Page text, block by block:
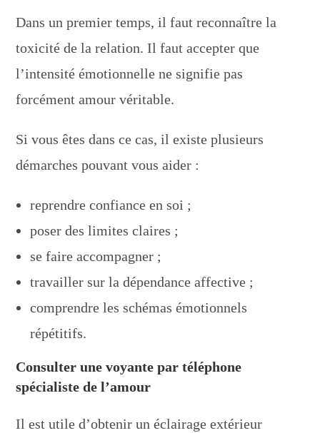
Dans un premier temps, il faut reconnaître la
toxicité de la relation. Il faut accepter que
l’intensité émotionnelle ne signifie pas
forcément amour véritable.
Si vous êtes dans ce cas, il existe plusieurs
démarches pouvant vous aider :
reprendre confiance en soi ;
poser des limites claires ;
se faire accompagner ;
travailler sur la dépendance affective ;
comprendre les schémas émotionnels
répétitifs.
Consulter une voyante par téléphone
spécialiste de l’amour
Il est utile d’obtenir un éclairage extérieur